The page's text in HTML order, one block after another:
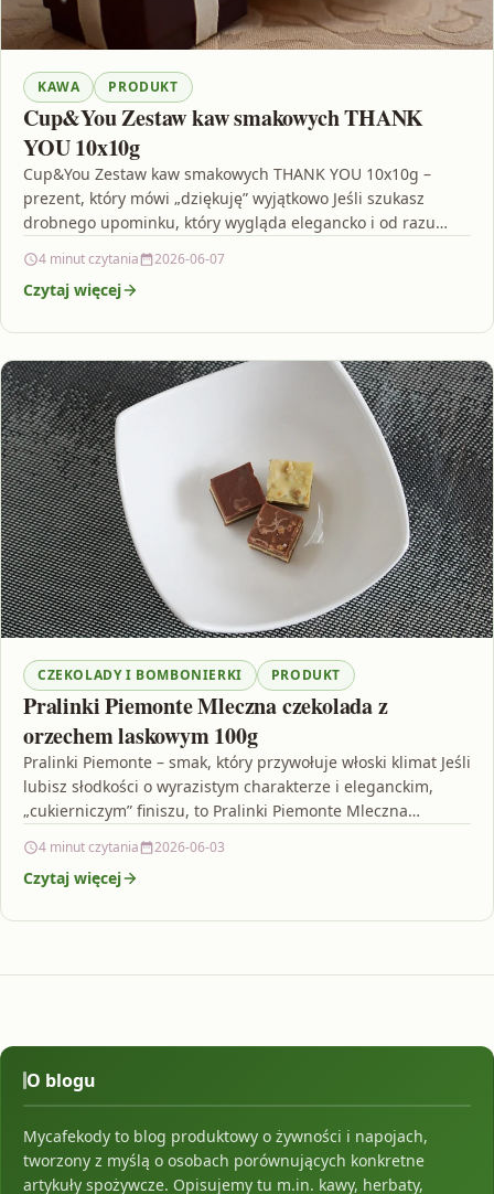
KAWA PRODUKT
Cup&You Zestaw kaw smakowych THANK
YOU 10x10g
Cup&You Zestaw kaw smakowych THANK YOU 10x10g –
prezent, który mówi „dziękuję” wyjątkowo Jeśli szukasz
drobnego upominku, który wygląda elegancko i od razu
4 minut czytania 2026-06-07
Czytaj więcej
CZEKOLADY I BOMBONIERKI PRODUKT
Pralinki Piemonte Mleczna czekolada z
orzechem laskowym 100g
Pralinki Piemonte – smak, który przywołuje włoski klimat Jeśli
lubisz słodkości o wyrazistym charakterze i eleganckim,
„cukierniczym” finiszu, to Pralinki Piemonte Mleczna
4 minut czytania 2026-06-03
Czytaj więcej
O blogu
Mycafekody to blog produktowy o żywności i napojach,
tworzony z myślą o osobach porównujących konkretne
artykuły spożywcze. Opisujemy tu m.in. kawy, herbaty,